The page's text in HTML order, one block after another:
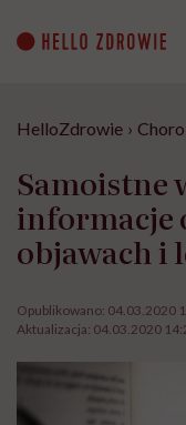
content
HelloZdrowie ›
Samoistne
informacje
objawach i
Opublikowano: 04.03.2020
Aktualizacja: 04.03.2020